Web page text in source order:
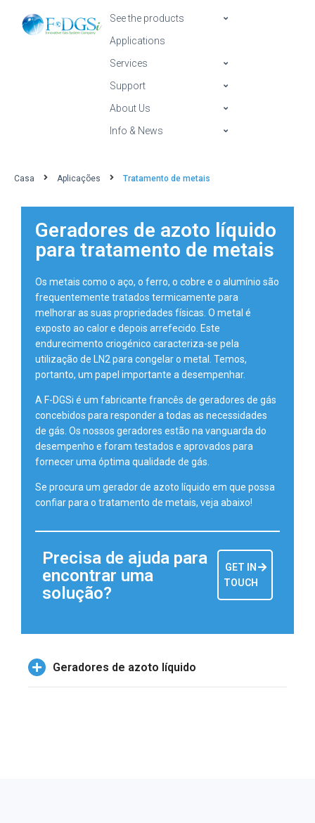
See the products
Applications
Services
Support
About Us
Info & News
Casa Aplicações Tratamento de metais
Geradores de azoto líquido
para tratamento de metais
Os metais como o aço, o ferro, o cobre e o alumínio são
frequentemente tratados termicamente para
melhorar as suas propriedades físicas. O metal é
exposto ao calor e depois arrefecido. Este
endurecimento criogénico caracteriza-se pela
utilização de LN2 para congelar o metal. Temos,
portanto, um papel importante a desempenhar.
A F-DGSi é um fabricante francês de geradores de gás
concebidos para responder a todas as necessidades
de gás. Os nossos geradores estão na vanguarda do
desempenho e foram testados e aprovados para
fornecer uma óptima qualidade de gás.
Se procura um gerador de azoto líquido em que possa
confiar para o tratamento de metais, veja abaixo!
Precisa de ajuda para
encontrar uma
solução?
GET IN
TOUCH
Geradores de azoto líquido